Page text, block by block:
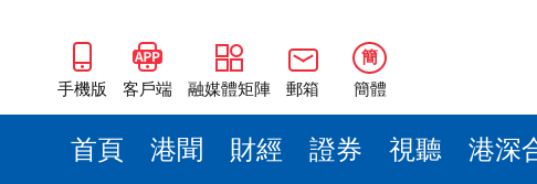
手機版 客戶端 融媒體矩陣 郵箱
簡
簡體
首頁 港聞 財經 證券 視聽 港深
陳茂波：信託業是重要基石 冀把握
澳大利亞總理批美關稅措施毫無依據
新西蘭少數議員竄台 中方禁止其入境